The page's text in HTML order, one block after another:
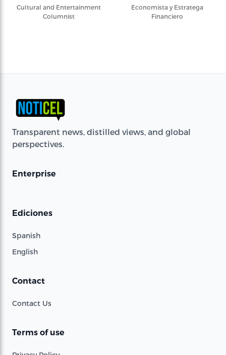
Cultural and Entertainment
Columnist
Economista y Estratega
Financiero
Transparent news, distilled views, and global
perspectives.
Enterprise
Ediciones
Spanish
English
Contact
Contact Us
Terms of use